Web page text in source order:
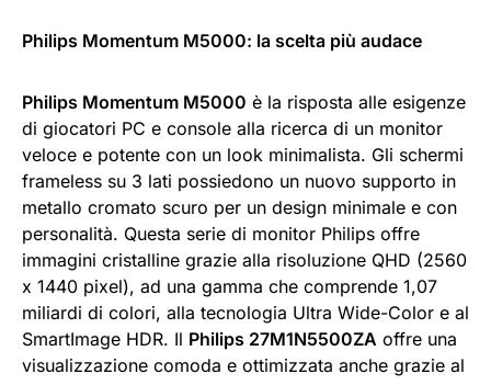
Philips Momentum M5000: la scelta più audace
Philips Momentum M5000 è la risposta alle esigenze
di giocatori PC e console alla ricerca di un monitor
veloce e potente con un look minimalista. Gli schermi
frameless su 3 lati possiedono un nuovo supporto in
metallo cromato scuro per un design minimale e con
personalità. Questa serie di monitor Philips offre
immagini cristalline grazie alla risoluzione QHD (2560
x 1440 pixel), ad una gamma che comprende 1,07
miliardi di colori, alla tecnologia Ultra Wide-Color e al
SmartImage HDR. Il Philips 27M1N5500ZA offre una
visualizzazione comoda e ottimizzata anche grazie al